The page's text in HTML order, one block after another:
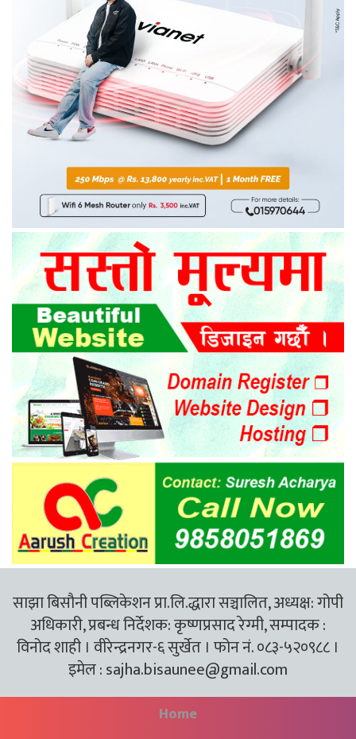
साझा बिसौनी पब्लिकेशन प्रा.लि.द्धारा सञ्चालित, अध्यक्ष: गोपी
अधिकारी, प्रबन्ध निर्देशक: कृष्णप्रसाद रेग्मी, सम्पादक :
विनोद शाही । वीरेन्द्रनगर-६ सुर्खेत । फोन नं. ०८३-५२०९८८ ।
इमेल :sajha.bisaunee@gmail.com
Home